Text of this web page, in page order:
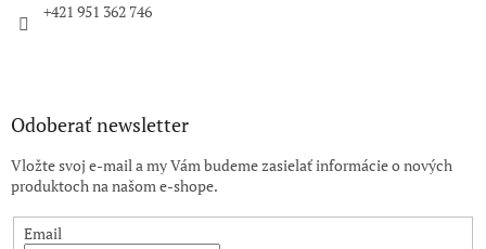
+421 951 362 746
Odoberať newsletter
Vložte svoj e-mail a my Vám budeme zasielať informácie o nových
produktoch na našom e-shope.
Email